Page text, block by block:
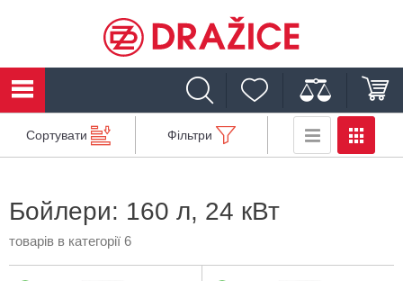
Сортувати Фільтри
Бойлери: 160 л, 24 кВт
товарів в категорії 6